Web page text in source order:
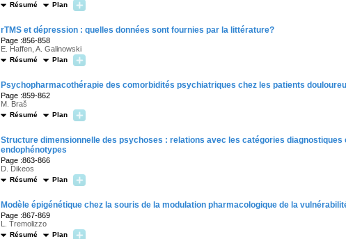
Résumé Plan
rTMS et dépression : quelles données sont fournies par la littérature?
Page :856-858
E. Haffen, A. Galinowski
Résumé Plan
Psychopharmacothérapie des comorbidités psychiatriques chez les patients
Page :859-862
M. Braš
Résumé Plan
Structure dimensionnelle des psychoses : relations avec les catégories diagnostiques
endophénotypes
Page :863-866
D. Dikeos
Résumé Plan
Modèle épigénétique chez la souris de la modulation pharmacologique de la
Page :867-869
L. Tremolizzo
Résumé Plan